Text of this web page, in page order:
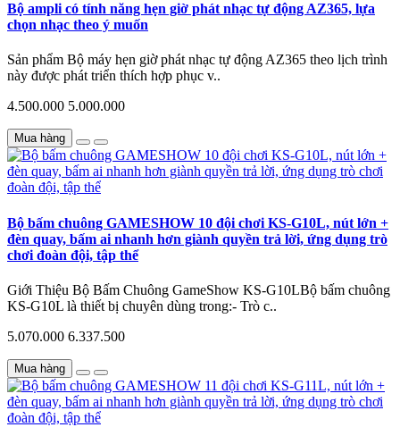
Bộ ampli có tính năng hẹn giờ phát nhạc tự động AZ365, lựa
chọn nhạc theo ý muốn
Sản phẩm Bộ máy hẹn giờ phát nhạc tự động AZ365 theo lịch trình
này được phát triển thích hợp phục v..
4.500.000 5.000.000
Mua hàng
Bộ bấm chuông GAMESHOW 10 đội chơi KS-G10L, nút lớn +
đèn quay, bấm ai nhanh hơn giành quyền trả lời, ứng dụng trò
chơi đoàn đội, tập thể
Giới Thiệu Bộ Bấm Chuông GameShow KS-G10LBộ bấm chuông
KS-G10L là thiết bị chuyên dùng trong:- Trò c..
5.070.000 6.337.500
Mua hàng